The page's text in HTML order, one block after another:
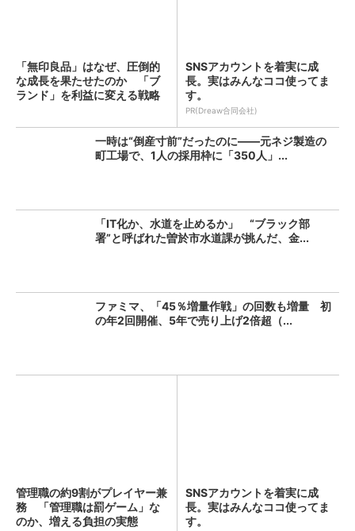
「無印良品」はなぜ、圧倒的
な成長を果たせたのか 「ブ
ランド」を利益に変える戦略
SNSアカウントを着実に成
長。実はみんなココ使ってま
す。
PR(Dreaw合同会社)
一時は“倒産寸前”だったのに――元ネジ製造の
町工場で、1人の採用枠に「350人」...
「IT化か、水道を止めるか」 “ブラック部
署”と呼ばれた曽於市水道課が挑んだ、金...
ファミマ、「45％増量作戦」の回数も増量 初
の年2回開催、5年で売り上げ2倍超（...
管理職の約9割がプレイヤー兼
務 「管理職は罰ゲーム」な
のか、増える負担の実態
SNSアカウントを着実に成
長。実はみんなココ使ってま
す。